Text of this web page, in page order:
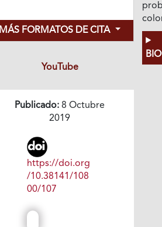
MÁS FORMATOS DE CITA
YouTube
Publicado: 8 Octubre
2019
https://doi.org
/10.38141/108
00/107